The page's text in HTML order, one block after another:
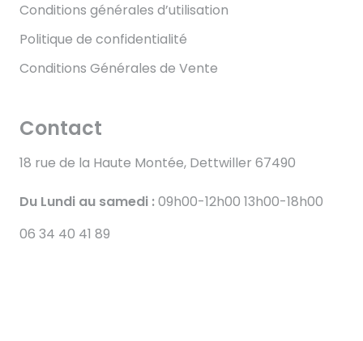
Conditions générales d’utilisation
Politique de confidentialité
Conditions Générales de Vente
Contact
18 rue de la Haute Montée, Dettwiller 67490
Du Lundi au samedi :09h00-12h00 13h00-18h00
06 34 40 41 89